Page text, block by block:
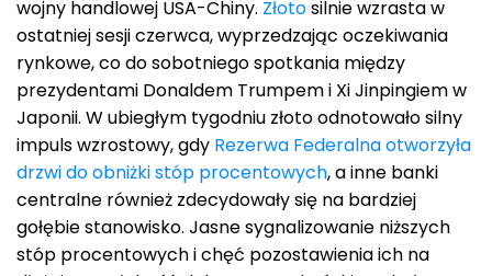
wojny handlowej USA-Chiny. Złotosilnie wzrasta w
ostatniej sesji czerwca, wyprzedzając oczekiwania
rynkowe, co do sobotniego spotkania między
prezydentami Donaldem Trumpem i Xi Jinpingiem w
Japonii. W ubiegłym tygodniu złoto odnotowało silny
impuls wzrostowy, gdy Rezerwa Federalna otworzyła
drzwi do obniżki stóp procentowych, a inne banki
centralne również zdecydowały się na bardziej
gołębie stanowisko. Jasne sygnalizowanie niższych
stóp procentowych i chęć pozostawienia ich na